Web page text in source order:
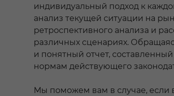
индивидуальный подход к
анализ текущей ситуации на
ретроспективного анализа и
различных сценариях.
и понятный отчет,
нормам действующего
Мы поможем вам в случае, если